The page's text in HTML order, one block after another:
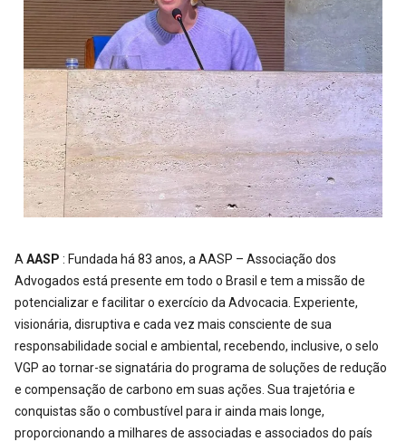
AAASP : Fundada há 83 anos, a AASP – Associação dos
Advogados está presente em todo o Brasil e tem a missão de
potencializar e facilitar o exercício da Advocacia. Experiente,
visionária, disruptiva e cada vez mais consciente de sua
responsabilidade social e ambiental, recebendo, inclusive, o selo
VGP ao tornar-se signatária do programa de soluções de redução
e compensação de carbono em suas ações. Sua trajetória e
conquistas são o combustível para ir ainda mais longe,
proporcionando a milhares de associadas e associados do país